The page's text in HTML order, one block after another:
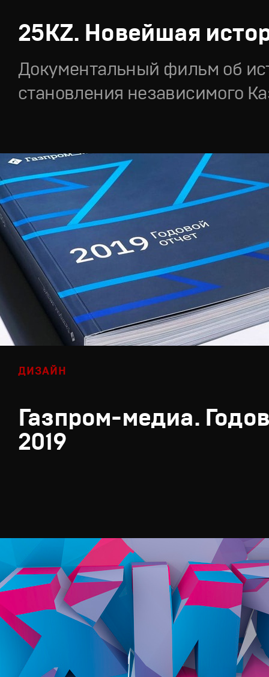
25KZ. Новейшая
Документальный фильм об
становления независимого
ДИЗАЙН
Газпром-медиа.
2019